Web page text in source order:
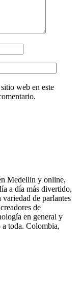
web en este
Medellin y online,
a día más divertido,
de parlantes
de
en general y
toda. Colombia,